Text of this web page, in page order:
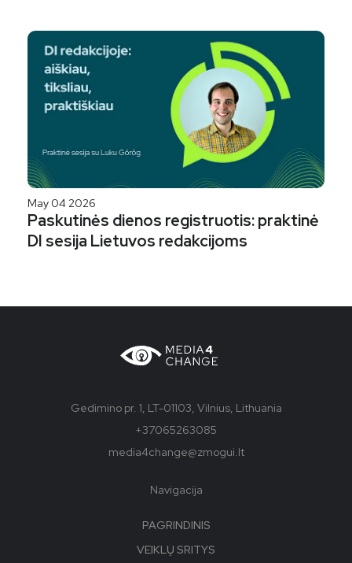
May 04 2026
Paskutinės dienos registruotis: praktinė
DI sesija Lietuvos redakcijoms
Gedimino pr. 1, LT-01103, Vilnius, Lithuania
+37065263085
media4change@zmogui.lt
Navigacija
PAGRINDINIS
VEIKLŲ SRITYS